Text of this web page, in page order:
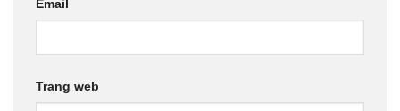
Email
Trang web